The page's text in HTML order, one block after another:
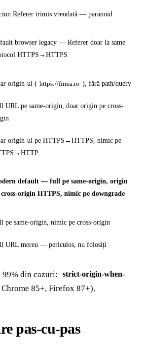
Referer trimis vreodată — paranoid
browser legacy — Referer doar la same
HTTPS→HTTPS
origin-ul ( https://firma.ro ), fără path/query
URL pe same-origin, doar origin pe cross-
origin-ul pe HTTPS→HTTPS, nimic pe
default — full pe same-origin, origin
cross-origin HTTPS, nimic pe downgrade
pe same-origin, nimic pe cross-origin
URL mereu — periculos, nu folosiți
99% din cazuri:
strict-origin-when-
85+, Firefox 87+).
pas-cu-pas